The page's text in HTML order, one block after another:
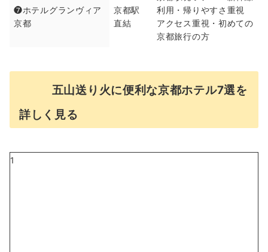
❼ホテルグランヴィア
京都
京都駅
直結
利用・帰りやすさ重視
アクセス重視・初めての
京都旅行の方
五山送り火に便利な京都ホテル7選を
詳しく見る
1